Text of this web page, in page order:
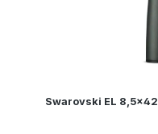
Swarovski EL 8,5x42